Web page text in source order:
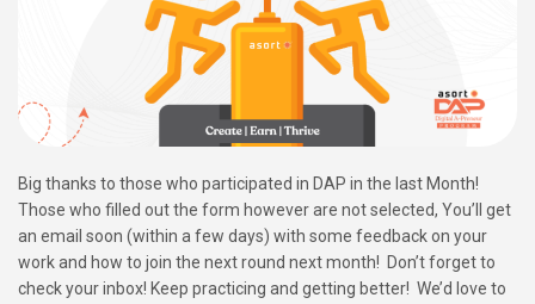
Big thanks to those who participated in DAP in the last Month!
Those who filled out the form however are not selected, You’ll get
an email soon (within a few days) with some feedback on your
work and how to join the next round next month! Don’t forget to
check your inbox! Keep practicing and getting better! We’d love to